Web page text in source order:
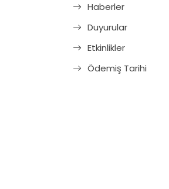
Haberler
Duyurular
Etkinlikler
Ödemiş Tarihi